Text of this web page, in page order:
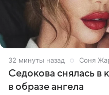
32 минуты назад Соня
Седокова снялась
в образе ангела